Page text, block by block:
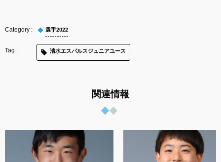
選手2022
清水エスパルスジュニアユース
関連情報